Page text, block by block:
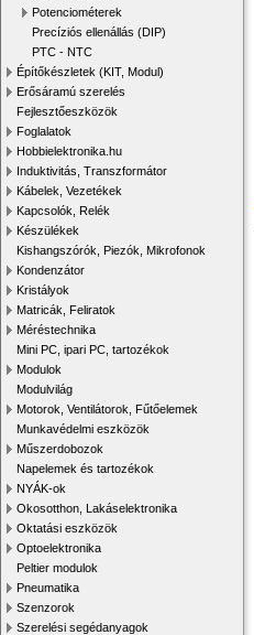
Potenciométerek
Precíziós ellenállás (DIP)
PTC - NTC
Építőkészletek (KIT, Modul)
Erősáramú szerelés
Fejlesztőeszközök
Foglalatok
Hobbielektronika.hu
Induktivitás, Transzformátor
Kábelek, Vezetékek
Kapcsolók, Relék
Készülékek
Kishangszórók, Piezók, Mikrofonok
Kondenzátor
Kristályok
Matricák, Feliratok
Méréstechnika
Mini PC, ipari PC, tartozékok
Modulok
Modulvilág
Motorok, Ventilátorok, Fűtőelemek
Munkavédelmi eszközök
Műszerdobozok
Napelemek és tartozékok
NYÁK-ok
Okosotthon, Lakáselektronika
Oktatási eszközök
Optoelektronika
Peltier modulok
Pneumatika
Szenzorok
Szerelési segédanyagok